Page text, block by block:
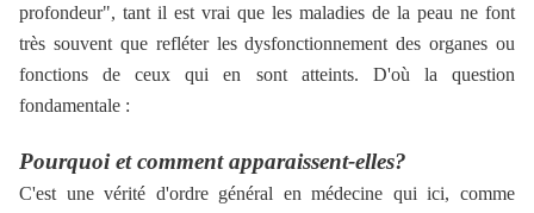
profondeur", tant il est vrai que les maladies de la peau ne font
très souvent que refléter les dysfonctionnement des organes ou
fonctions de ceux qui en sont atteints. D'où la question
fondamentale :
Pourquoi et comment apparaissent-elles?
C'est une vérité d'ordre général en médecine qui ici, comme